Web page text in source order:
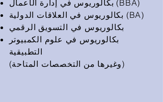
بكالوريوس في إدارة الأعمال (BBA)
بكالوريوس في العلاقات الدولية (BA)
بكالوريوس في التسويق الرقمي
بكالوريوس في علوم الكمبيوتر
التطبيقية
(وغيرها من التخصصات المتاحة)